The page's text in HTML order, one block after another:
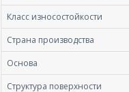
Класс износостойкости
Страна производства
Основа
Структура поверхности